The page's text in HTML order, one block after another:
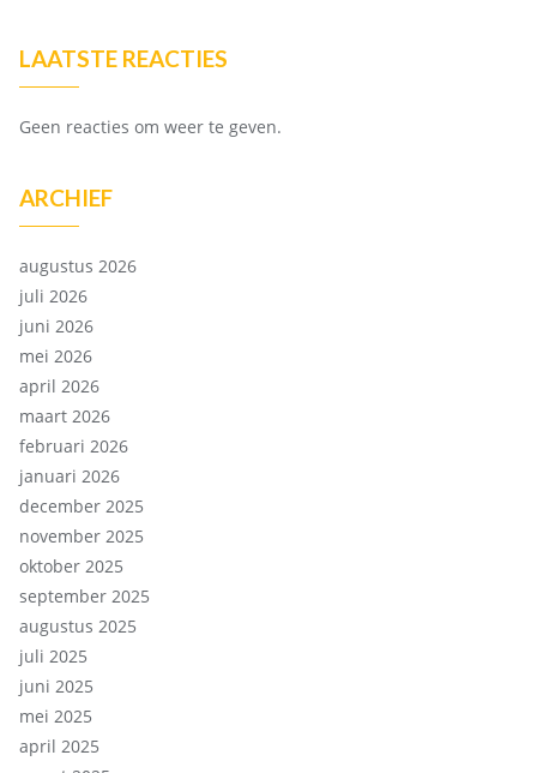
LAATSTE REACTIES
Geen reacties om weer te geven.
ARCHIEF
augustus 2026
juli 2026
juni 2026
mei 2026
april 2026
maart 2026
februari 2026
januari 2026
december 2025
november 2025
oktober 2025
september 2025
augustus 2025
juli 2025
juni 2025
mei 2025
april 2025